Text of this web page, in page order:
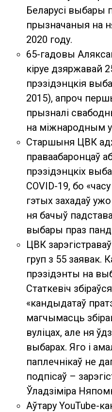
Беларусі выбары
прызначаныя на
2020 году.
65-гадовы
кіруе дзяржавай
прэзідэнцкія
2015), апроч
прызналі
на міжнародным
Старшыня ЦВК
праваабаронцаў
прэзідэнцкіх
COVID-19, бо
гэтых захадаў
ня бачыў
выбары праз
ЦВК
груп з 55 заявак.
прэзідэнты на
Статкевіч
«кандыдатаў
магчымасць
вуліцах, але ня
выбарах. Яго і
паплечнікаў не
подпісаў –
Ўладзіміра
Аўтару YouTube-